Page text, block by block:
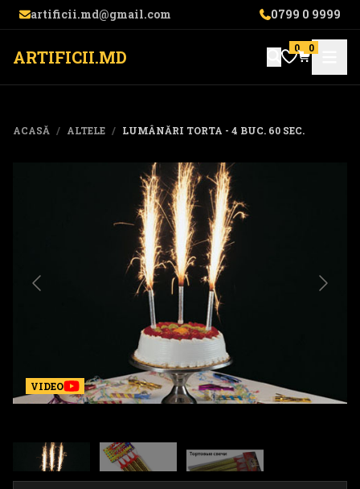
artificii.md@gmail.com 0799 0 9999
ARTIFICII.MD 0 0
ACASĂ / ALTELE / LUMÂNĂRI TORTA - 4 BUC. 60 SEC.
VIDEO